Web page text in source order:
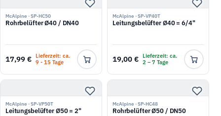
McAlpine · SP-HC50
Rohrbelüfter Ø40 / DN40
17,99 €
Lieferzeit: ca.
9 - 15 Tage
McAlpine · SP-VP40T
Leitungsbelüfter Ø40 = 6/4"
19,00 €
Lieferzeit: ca.
2 – 7 Tage
McAlpine · SP-VP50T
Leitungsbelüfter Ø50 = 2"
McAlpine · SP-HC48
Rohrbelüfter Ø50 / DN50